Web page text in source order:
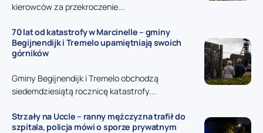
kierowców za przekroczenie...
70 lat od katastrofy w Marcinelle – gminy
Begijnendijk i Tremelo upamiętniają swoich
górników
Gminy Begijnendijk i Tremelo obchodzą
siedemdziesiątą rocznicę katastrofy...
Strzały na Uccle – ranny mężczyzna trafił do
szpitala, policja mówi o sporze prywatnym